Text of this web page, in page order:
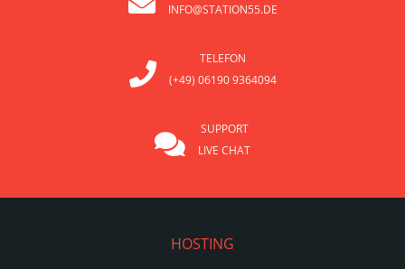
INFO@STATION55.DE
TELEFON
(+49) 06190 9364094
SUPPORT
LIVE CHAT
HOSTING